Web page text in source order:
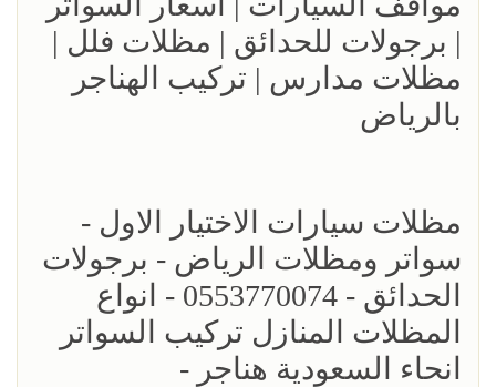
| برجولات للحدائق | مظلات فلل |
مظلات مدارس | تركيب الهناجر
بالرياض
مظلات سيارات الاختيار الاول -
سواتر ومظلات الرياض - برجولات
الحدائق - 0553770074 - انواع
المظلات المنازل تركيب السواتر
انحاء السعودية هناجر -